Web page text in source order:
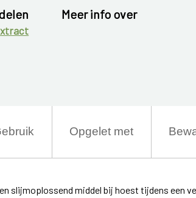
Meer info over
Opgelet met
slijmoplossend middel bij hoest tijdens een